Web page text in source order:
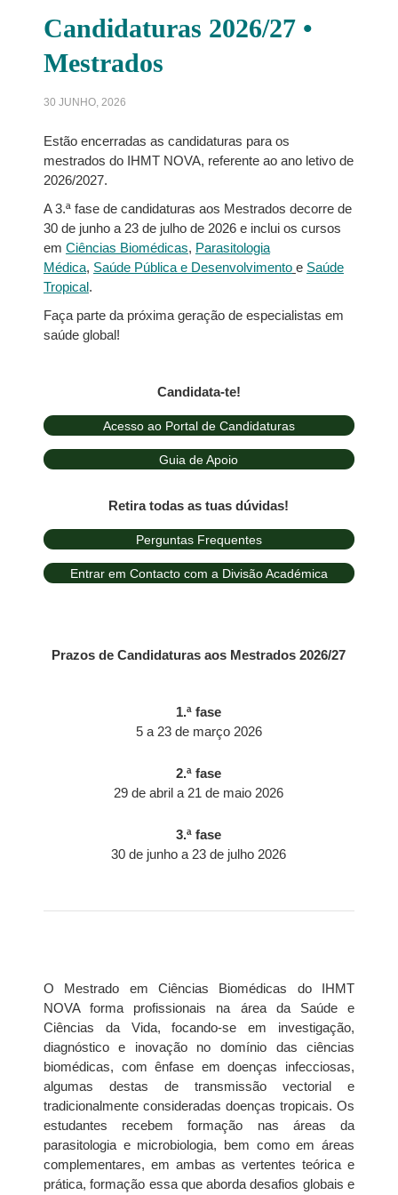
Candidaturas 2026/27 •
Mestrados
30 JUNHO, 2026
Estão encerradas as candidaturas para os
mestrados do IHMT NOVA, referente ao ano letivo de
2026/2027.
A 3.ª fase de candidaturas aos Mestrados decorre de
30 de junho a 23 de julho de 2026 e inclui os cursos
em Ciências Biomédicas, Parasitologia
Médica, Saúde Pública e Desenvolvimento e Saúde
Tropical.
Faça parte da próxima geração de especialistas em
saúde global!
Candidata-te!
Acesso ao Portal de Candidaturas
Guia de Apoio
Retira todas as tuas dúvidas!
Perguntas Frequentes
Entrar em Contacto com a Divisão Académica
Prazos de Candidaturas aos Mestrados 2026/27
1.ª fase
5 a 23 de março 2026
2.ª fase
29 de abril a 21 de maio 2026
3.ª fase
30 de junho a 23 de julho 2026
O Mestrado em Ciências Biomédicas do IHMT
NOVA forma profissionais na área da Saúde e
Ciências da Vida, focando-se em investigação,
diagnóstico e inovação no domínio das ciências
biomédicas, com ênfase em doenças infecciosas,
algumas destas de transmissão vectorial e
tradicionalmente consideradas doenças tropicais. Os
estudantes recebem formação nas áreas da
parasitologia e microbiologia, bem como em áreas
complementares, em ambas as vertentes teórica e
prática,formação essa queaborda desafios globais e